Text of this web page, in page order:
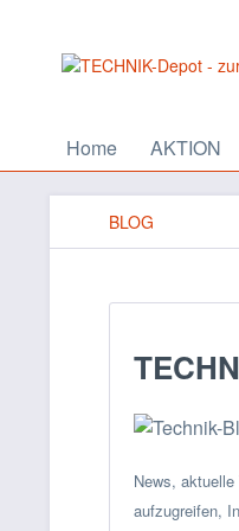
Home AKTION
BLOG
News,
aufzugreifen,